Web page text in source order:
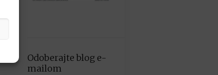
Odoberajte blog e-
mailom